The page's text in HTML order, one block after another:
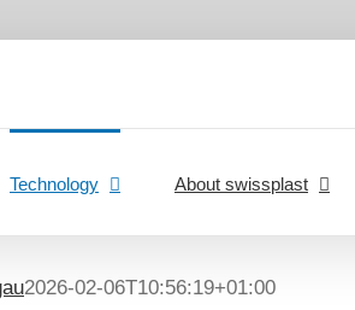
Technology About swissplast
2026-02-06T10:56:19+01:00